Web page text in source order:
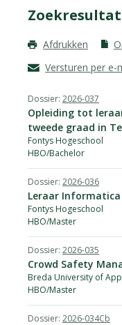
Afdrukken
Versturen per e-
Dossier
Instelling
Opleiding
Orientatie/niveau
Status
2026-037
Fontys Hogeschool
Opleiding tot
tweede graad in
HBO/Bachelor
2026-036
Fontys Hogeschool
Leraar Informatica
HBO/Master
2026-035
Breda University of
Crowd Safety
HBO/Master
2026-034Cb